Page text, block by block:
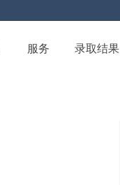
服务 录取结果